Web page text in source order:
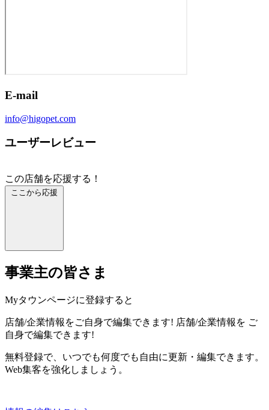
E-mail
info@higopet.com
ユーザーレビュー
この店舗を応援する！
ここから応援
事業主の皆さま
Myタウンページに登録すると
店舗/企業情報をご自身で編集できます! 店舗/企業情報を ご
自身で編集できます!
無料登録で、いつでも何度でも自由に更新・編集できます。
Web集客を強化しましょう。